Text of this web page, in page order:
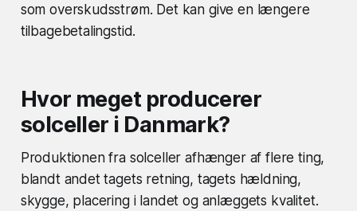
som overskudsstrøm. Det kan give en længere
tilbagebetalingstid.
Hvor meget producerer
solceller i Danmark?
Produktionen fra solceller afhænger af flere ting,
blandt andet tagets retning, tagets hældning,
skygge, placering i landet og anlæggets kvalitet.